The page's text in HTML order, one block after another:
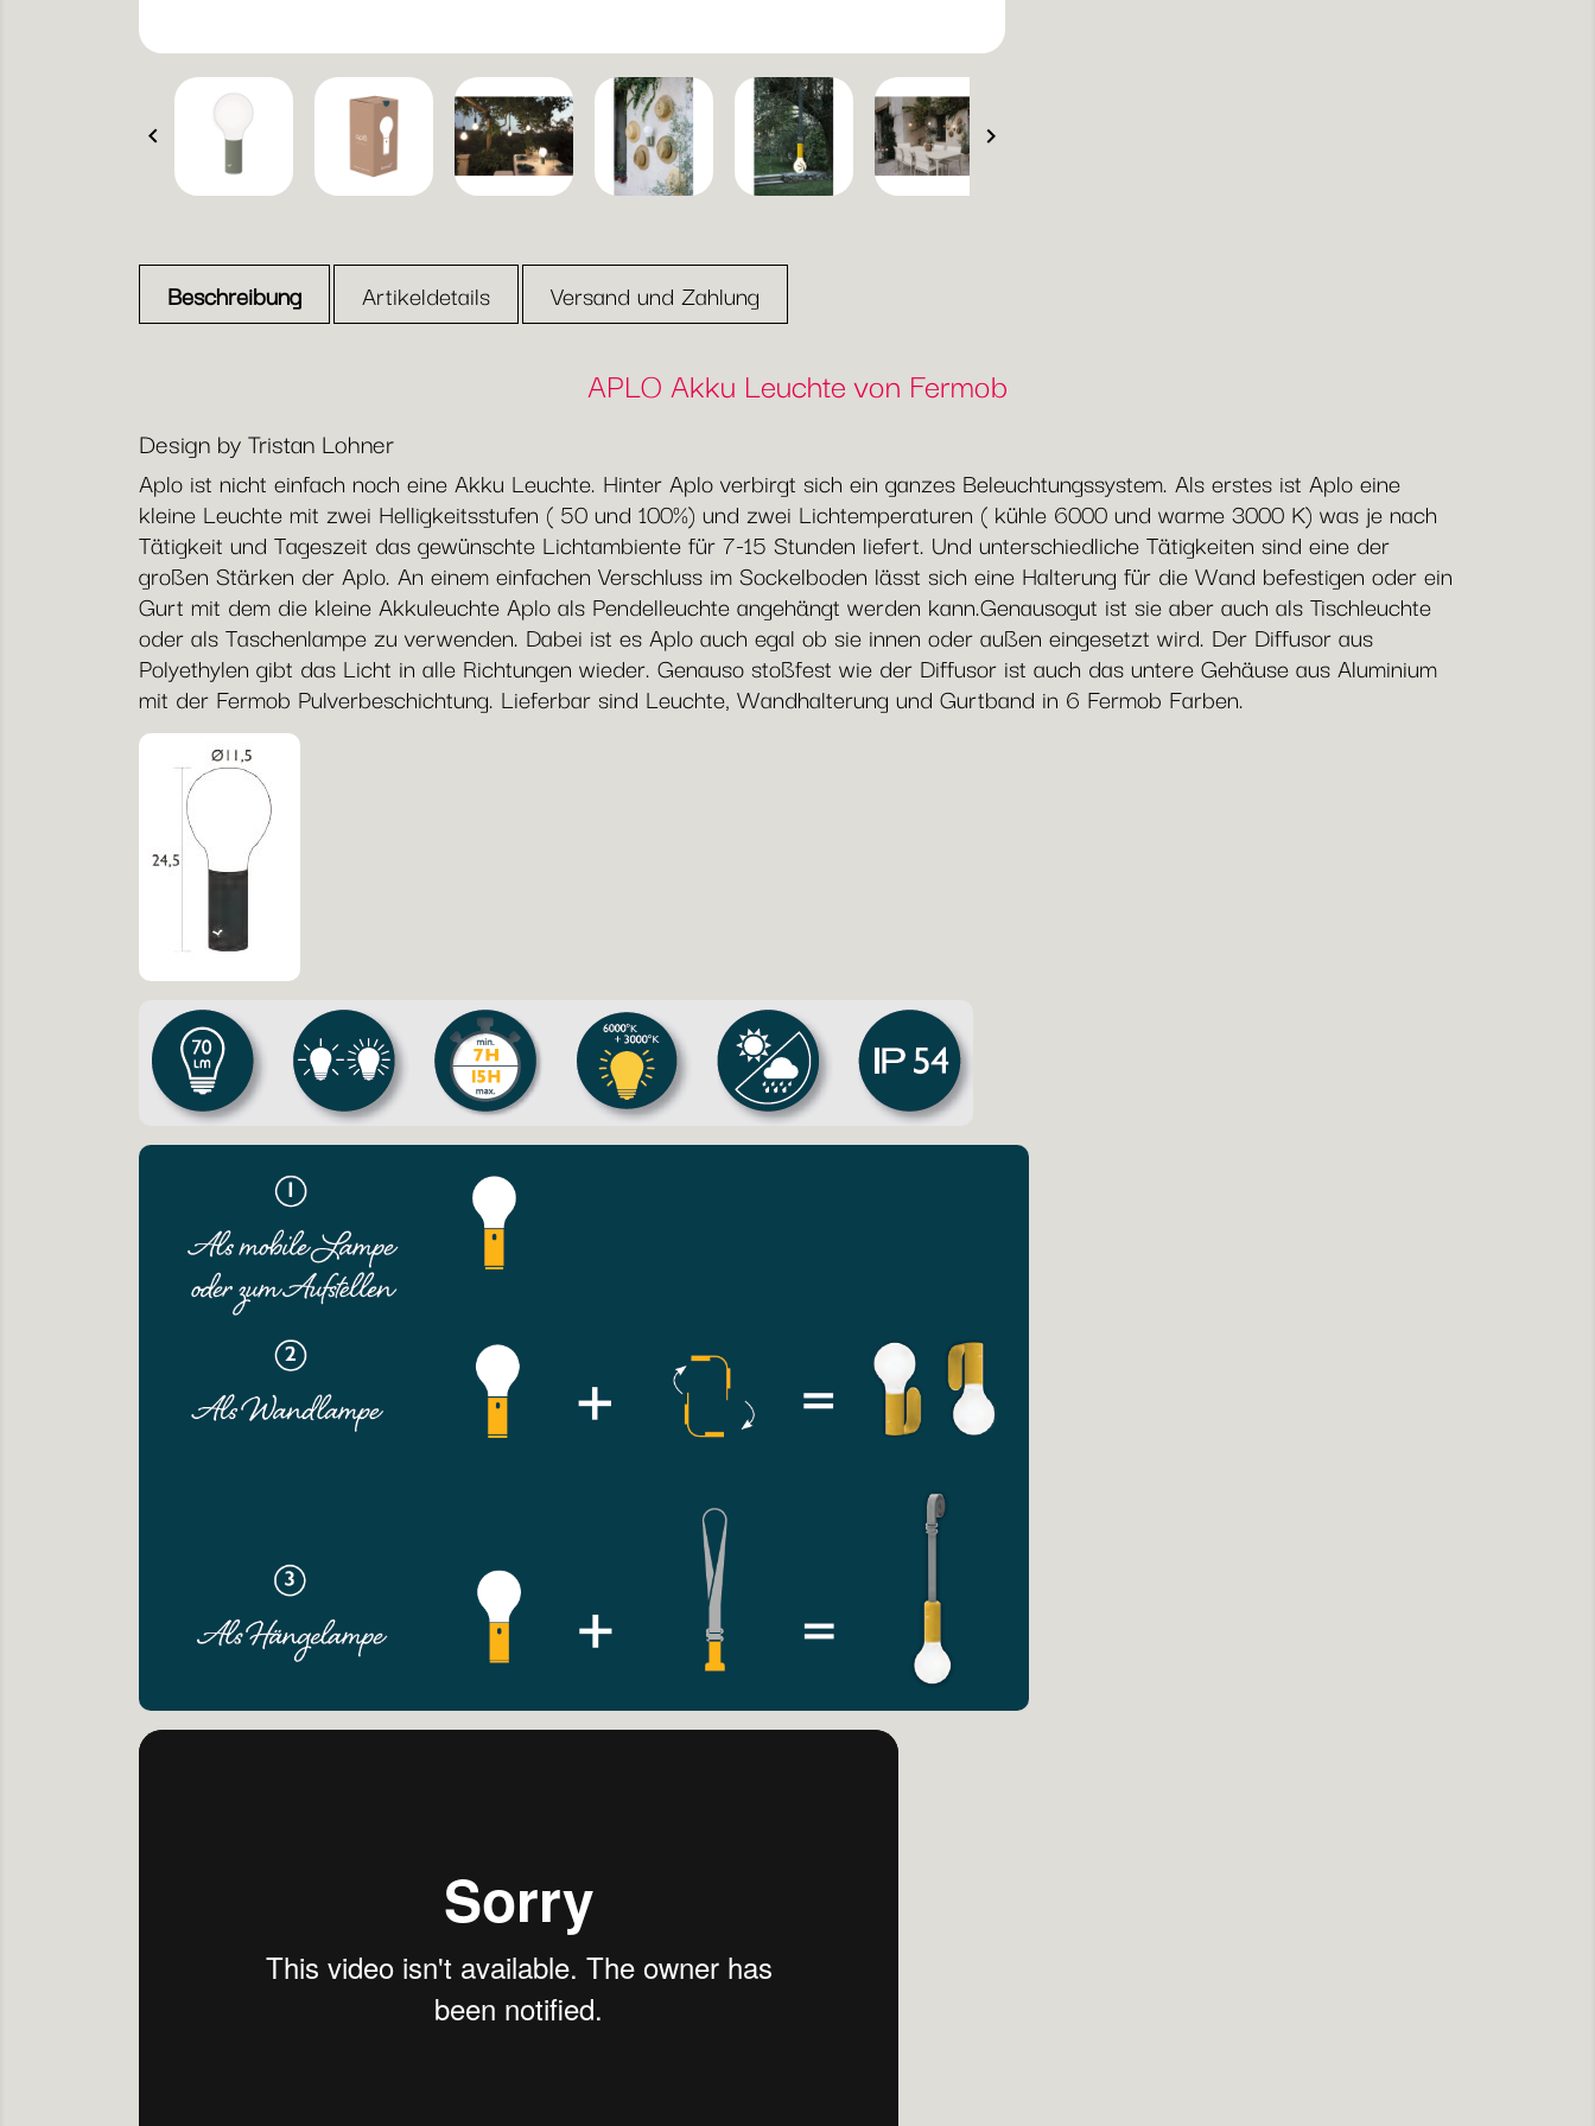
 
Beschreibung Artikeldetails Versand und Zahlung
APLO Akku Leuchte von Fermob
Design by Tristan Lohner
Aplo ist nicht einfach noch eine Akku Leuchte. Hinter Aplo verbirgt sich ein ganzes Beleuchtungssystem. Als erstes ist Aplo eine
kleine Leuchte mit zwei Helligkeitsstufen ( 50 und 100%) und zwei Lichtemperaturen ( kühle 6000 und warme 3000 K) was je nach
Tätigkeit und Tageszeit das gewünschte Lichtambiente für 7-15 Stunden liefert. Und unterschiedliche Tätigkeiten sind eine der
großen Stärken der Aplo. An einem einfachen Verschluss im Sockelboden lässt sich eine Halterung für die Wand befestigen oder ein
Gurt mit dem die kleine Akkuleuchte Aplo als Pendelleuchte angehängt werden kann.Genausogut ist sie aber auch als Tischleuchte
oder als Taschenlampe zu verwenden. Dabei ist es Aplo auch egal ob sie innen oder außen eingesetzt wird. Der Diffusor aus
Polyethylen gibt das Licht in alle Richtungen wieder. Genauso stoßfest wie der Diffusor ist auch das untere Gehäuse aus Aluminium
mit der Fermob Pulverbeschichtung. Lieferbar sind Leuchte, Wandhalterung und Gurtband in 6 Fermob Farben.